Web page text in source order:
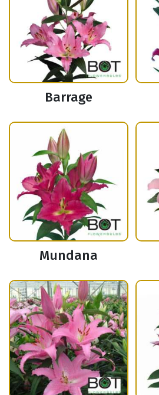
Barrage
Mundana